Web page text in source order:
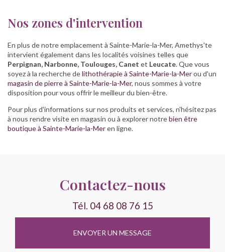
Nos zones d'intervention
En plus de notre emplacement à Sainte-Marie-la-Mer, Amethys'te
intervient également dans les localités voisines telles que
Perpignan, Narbonne, Toulouges, Canet et Leucate. Que vous
soyez à la recherche delithothérapie à Sainte-Marie-la-Merou d'un
magasin de pierre à Sainte-Marie-la-Mer, nous sommes à votre
disposition pour vous offrir le meilleur du bien-être.
Pour plus d'informations sur nos produits et services, n'hésitez pas
à nous rendre visite en magasin ou à explorer notrebien être
boutique à Sainte-Marie-la-Meren ligne.
Contactez-nous
Tél. 04 68 08 76 15
ENVOYER UN MESSAGE